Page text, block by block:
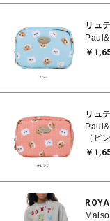
リュ
￥
リュ
（ピ
￥